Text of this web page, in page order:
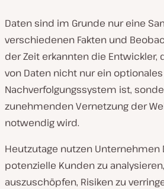
Daten sind im Grunde nur eine
verschiedenen Fakten und
der Zeit erkannten die Entwickler,
von Daten nicht nur ein optionales
Nachverfolgungssystem ist,
zunehmenden Vernetzung der
notwendig wird.
Heutzutage nutzen Unternehmen
potenzielle Kunden zu
auszuschöpfen, Risiken zu